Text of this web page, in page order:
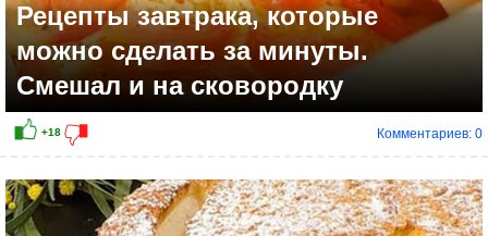
+15
Рецепты завтрака, которые
можно сделать за минуты.
Смешал и на сковородку
Комментариев: 0